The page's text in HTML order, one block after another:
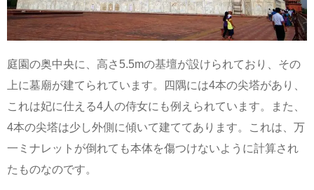
庭園の奥中央に、高さ5.5mの基壇が設けられており、その
上に墓廟が建てられています。四隅には4本の尖塔があり、
これは妃に仕える4人の侍女にも例えられています。また、
4本の尖塔は少し外側に傾いて建ててあります。これは、万
一ミナレットが倒れても本体を傷つけないように計算され
たものなのです。